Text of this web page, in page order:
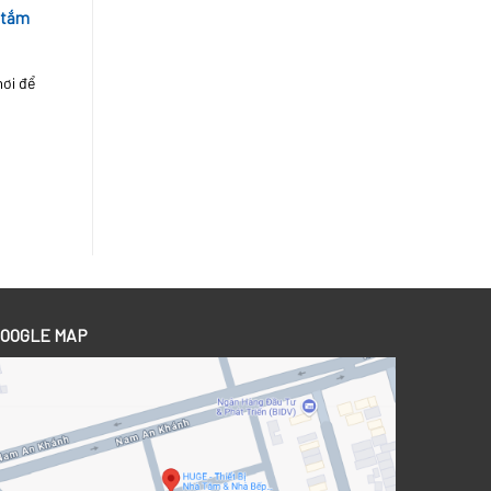
để
MAP